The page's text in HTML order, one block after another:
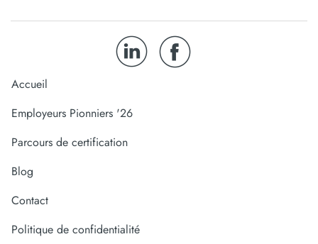
Accueil
Employeurs Pionniers '26
Parcours de certification
Blog
Contact
Politique de confidentialité